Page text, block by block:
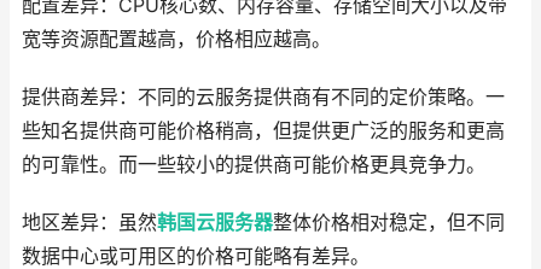
配置差异：CPU核心数、内存容量、存储空间大小以及带
宽等资源配置越高，价格相应越高。
提供商差异：不同的云服务提供商有不同的定价策略。一
些知名提供商可能价格稍高，但提供更广泛的服务和更高
的可靠性。而一些较小的提供商可能价格更具竞争力。
地区差异：虽然韩国云服务器整体价格相对稳定，但不同
数据中心或可用区的价格可能略有差异。